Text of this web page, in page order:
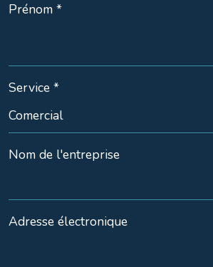
Prénom *
Service *
Nom de l'entreprise
Adresse électronique